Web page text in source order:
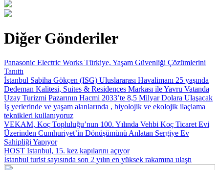
Diğer Gönderiler
Panasonic Electric Works Türkiye, Yaşam Güvenliği Çözümlerini
Tanıttı
İstanbul Sabiha Gökçen (ISG) Uluslararası Havalimanı 25 yaşında
Dedeman Kalitesi, Suites & Residences Markası ile Yavru Vatanda
Uzay Turizmi Pazarının Hacmi 2033’te 8,5 Milyar Dolara Ulaşacak
İş yerlerinde ve yaşam alanlarında , biyolojik ve ekolojik ilaçlama
teknikleri kullanıyoruz
VEKAM, Koç Topluluğu’nun 100. Yılında Vehbi Koç Ticaret Evi
Üzerinden Cumhuriyet’in Dönüşümünü Anlatan Sergiye Ev
Sahipliği Yapıyor
HOST Istanbul, 15. kez kapılarını açıyor
İstanbul turist sayısında son 2 yılın en yüksek rakamına ulaştı